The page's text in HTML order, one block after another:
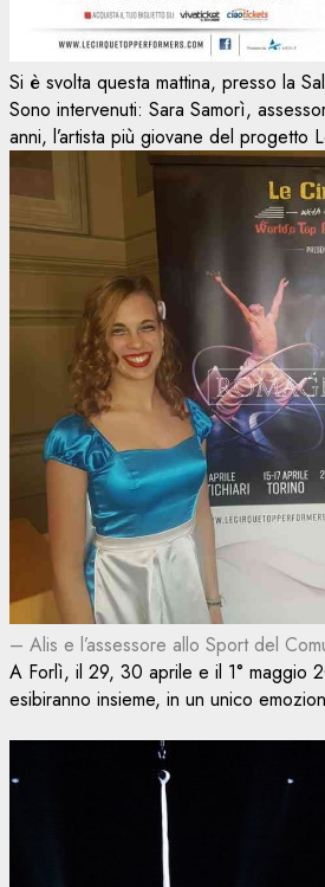
Si è svolta questa mattina, presso la
Sono intervenuti: Sara Samorì,
anni, l’artista più giovane del progetto
– Alis e l’assessore allo Sport del
A Forlì, il 29, 30 aprile e il 1° maggio
esibiranno insieme, in un unico